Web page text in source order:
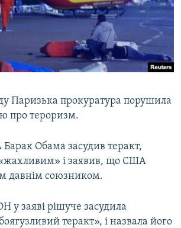
Паризька прокуратура порушила
про тероризм.
Обама засудив теракт,
і заявив, що США
давнім союзником.
у заяві рішуче засудила
теракт», і назвала його